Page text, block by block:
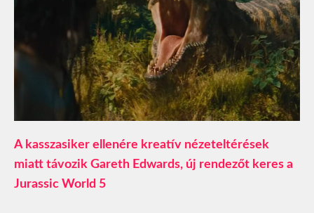
A kasszasiker ellenére kreatív nézeteltérések
miatt távozik Gareth Edwards, új rendezőt keres a
Jurassic World 5